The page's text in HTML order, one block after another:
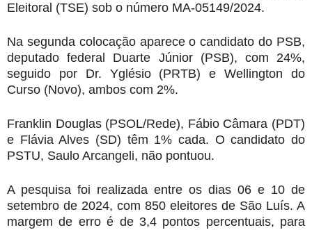
Eleitoral (TSE) sob o número MA-05149/2024.
Na segunda colocação aparece o candidato do PSB,
deputado federal Duarte Júnior (PSB), com 24%,
seguido por Dr. Yglésio (PRTB) e Wellington do
Curso (Novo), ambos com 2%.
Franklin Douglas (PSOL/Rede), Fábio Câmara (PDT)
e Flávia Alves (SD) têm 1% cada. O candidato do
PSTU, Saulo Arcangeli, não pontuou.
A pesquisa foi realizada entre os dias 06 e 10 de
setembro de 2024, com 850 eleitores de São Luís. A
margem de erro é de 3,4 pontos percentuais, para